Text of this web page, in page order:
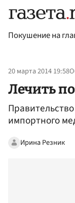
Покушение на
20 марта 2014 19:58
Лечить
импортного
Ирина Резник